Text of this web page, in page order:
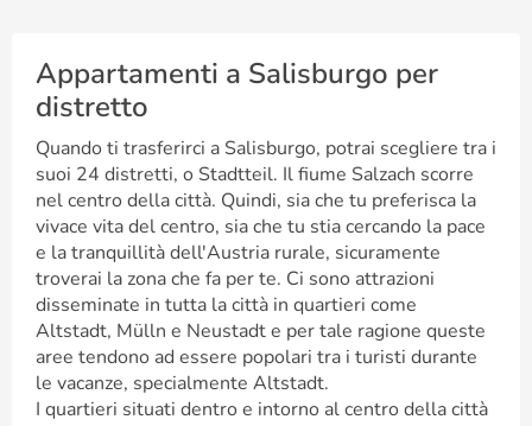
Appartamenti a Salisburgo per
distretto
Quando ti trasferirci a Salisburgo, potrai scegliere tra i
suoi 24 distretti, o Stadtteil. Il fiume Salzach scorre
nel centro della città. Quindi, sia che tu preferisca la
vivace vita del centro, sia che tu stia cercando la pace
e la tranquillità dell'Austria rurale, sicuramente
troverai la zona che fa per te. Ci sono attrazioni
disseminate in tutta la città in quartieri come
Altstadt, Mülln e Neustadt e per tale ragione queste
aree tendono ad essere popolari tra i turisti durante
le vacanze, specialmente Altstadt.
I quartieri situati dentro e intorno al centro della città